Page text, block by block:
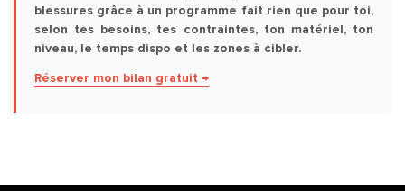
blessures grâce à un programme fait rien que pour toi,
selon tes besoins, tes contraintes, ton matériel, ton
niveau, le temps dispo et les zones à cibler.
Réserver mon bilan gratuit →